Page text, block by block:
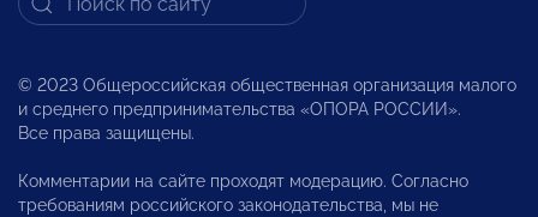
© 2023 Общероссийская общественная организация малого
и среднего предпринимательства «ОПОРА РОССИИ».
Все права защищены.
Комментарии на сайте проходят модерацию. Согласно
требованиям российского законодательства, мы не